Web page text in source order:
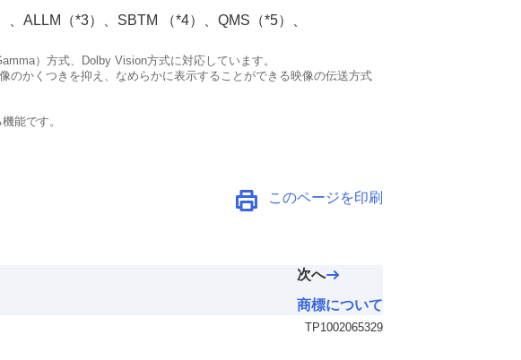
、 ALLM （*3）、 SBTM （*4）、 QMS （*5）、
）方式、 Dolby Vision方式に対応しています。
のかくつきを抑え、なめらかに表示することができる映像の伝送方式
能です。
このページを印刷
次へ
商標について
TP1002065329